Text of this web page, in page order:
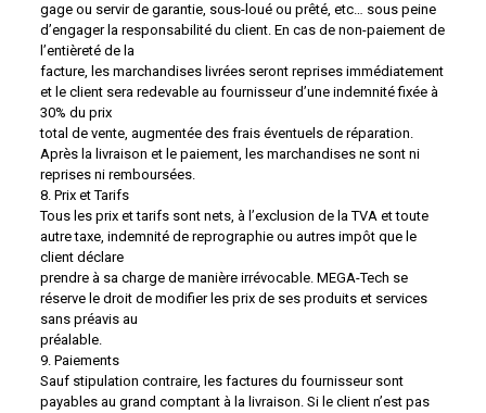
gage ou servir de garantie, sous-loué ou prêté, etc… sous peine
d’engager la responsabilité du client. En cas de non-paiement de
l’entièreté de la
facture, les marchandises livrées seront reprises immédiatement
et le client sera redevable au fournisseur d’une indemnité fixée à
30% du prix
total de vente, augmentée des frais éventuels de réparation.
Après la livraison et le paiement, les marchandises ne sont ni
reprises ni remboursées.
8. Prix et Tarifs
Tous les prix et tarifs sont nets, à l’exclusion de la TVA et toute
autre taxe, indemnité de reprographie ou autres impôt que le
client déclare
prendre à sa charge de manière irrévocable. MEGA-Tech se
réserve le droit de modifier les prix de ses produits et services
sans préavis au
préalable.
9. Paiements
Sauf stipulation contraire, les factures du fournisseur sont
payables au grand comptant à la livraison. Si le client n’est pas